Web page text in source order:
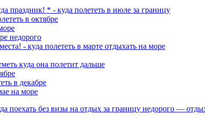
праздник! * - куда полететь в июле за границу
в октябре
недорого
- куда полететь в марте отдыхать на море
куда она полетит дальше
в декабре
на море
поехать без визы на отдых за границу недорого —